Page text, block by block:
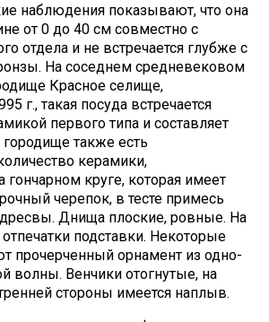
наблюдения показывают, что она
от 0 до 40 см совместно с
отдела и не встречается глубже с
На соседнем средневековом
Красное селище,
г., такая посуда встречается
первого типа и составляет
также есть
керамики,
гончарном круге, которая имеет
черепок, в тесте примесь
Днища плоские, ровные. На
подставки. Некоторые
прочерченный орнамент из одно-
волны. Венчики отогнутые, на
стороны имеется наплыв.